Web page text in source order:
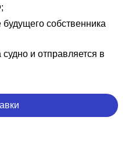
собственника
и отправляется в